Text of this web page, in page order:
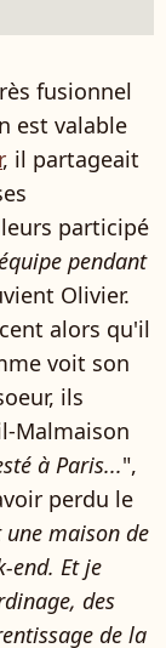
fusionnel
est valable
, il partageait
participé
pendant
Olivier.
alors qu'il
voit son
ils
Malmaison
à Paris...",
perdu le
une maison de
end. Et je
des
de la